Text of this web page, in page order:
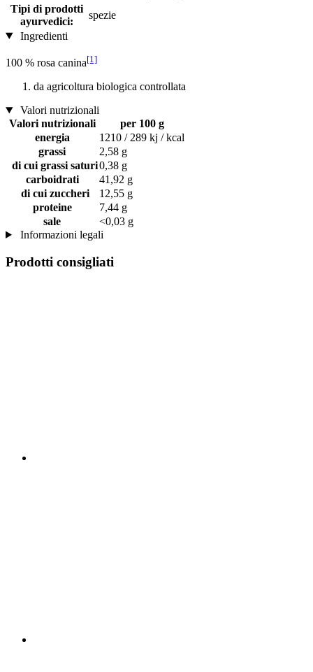
Tipi di prodotti
ayurvedici:
spezie
Ingredienti
100 % rosa canina[1]
da agricoltura biologica controllata
Valori nutrizionali
Valori nutrizionali
per 100 g
energia
1210 / 289 kj / kcal
grassi
2,58 g
di cui grassi saturi0,38 g
carboidrati
41,92 g
di cui zuccheri
12,55 g
proteine
7,44 g
sale
<0,03 g
Informazioni legali
Prodotti consigliati